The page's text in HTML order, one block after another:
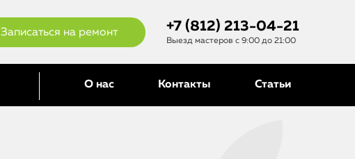
Записаться на ремонт +7 (812) 213-04-21
Выезд мастеров с 9:00 до 21:00
О нас Контакты Статьи